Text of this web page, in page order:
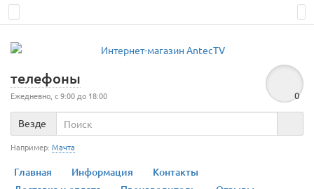
телефоны
Ежедневно, с 9:00 до 18:00 0
Везде
Например: Мачта
Главная Информация
Контакты